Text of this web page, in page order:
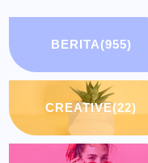
BERITA(955)
CREATIVE(22)